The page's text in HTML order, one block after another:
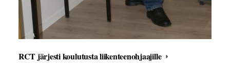
RCT järjesti koulutusta liikenteenohjaajille